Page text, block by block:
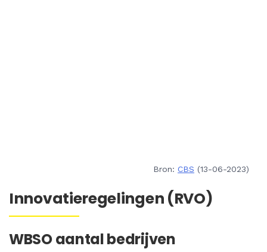
Bron: CBS (13-06-2023)
Innovatieregelingen (RVO)
WBSO aantal bedrijven